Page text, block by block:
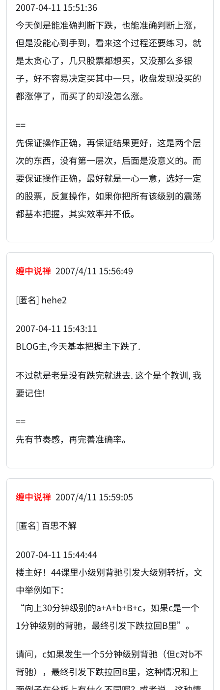
2007-04-11 15:51:36
今天倒是能准确判断下跌，也能准确判断上涨，
但是没能心到手到，看来这个过程还要练习，就
是太贪心了，几只股票都想买，又没那么多银
子，好不容易决定买其中一只，收盘发现没买的
都涨停了，而买了的却没怎么涨。
==
先保证操作正确，再保证结果更好，这是两个层
次的东西，没有第一层次，后面是没意义的。而
要保证操作正确，最好就是一心一意，选好一定
的股票，反复操作，如果你把所有该级别的震荡
都基本把握，其实效率并不低。
缠中说禅 2007/4/11 15:56:49
[匿名] hehe2
2007-04-11 15:43:11
BLOG主,今天基本把握主下跌了.
不过就是老是没有跌完就进去. 这个是个教训, 我
要记住!
==
先有节奏感，再完善准确率。
缠中说禅 2007/4/11 15:59:05
[匿名] 百思不解
2007-04-11 15:44:44
楼主好！44课里小级别背驰引发大级别转折，文
中举例如下：
“向上30分钟级别的a+A+b+B+c，如果c是一个
1分钟级别的背驰，最终引发下跌拉回B里”。
请问，c如果发生一个5分钟级别背驰（但c对b不
背驰），最终引发下跌拉回B里，这种情况和上